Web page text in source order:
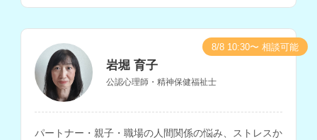
岩堀 育子
公認心理師・精神保健福祉士
パートナー・親子・職場の人間関係の悩み、ストレスか
8/8 10:30〜 相談可能